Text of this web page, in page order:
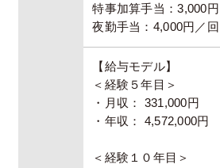
特事加算手当：3,000円
夜勤手当：4,000円／回
【給与モデル】
＜経験５年目＞
・月収： 331,000円
・年収： 4,572,000円
＜経験１０年目＞